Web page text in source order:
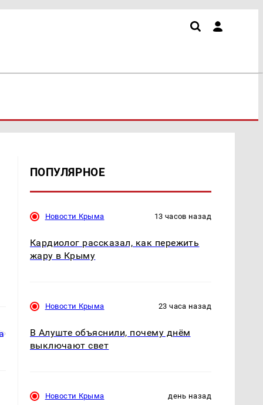
ПОПУЛЯРНОЕ
Новости Крыма 13 часов назад
Кардиолог рассказал, как пережить
жару в Крыму
Новости Крыма 23 часа назад
В Алуште объяснили, почему днём
выключают свет
Новости Крыма день назад